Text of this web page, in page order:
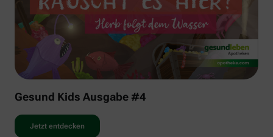
Gesund Kids Ausgabe #4
Jetzt entdecken